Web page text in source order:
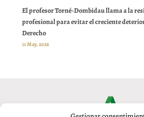
El profesor Torné-Dombidau llama a la
profesional para evitar el creciente
Derecho
11 May, 2026